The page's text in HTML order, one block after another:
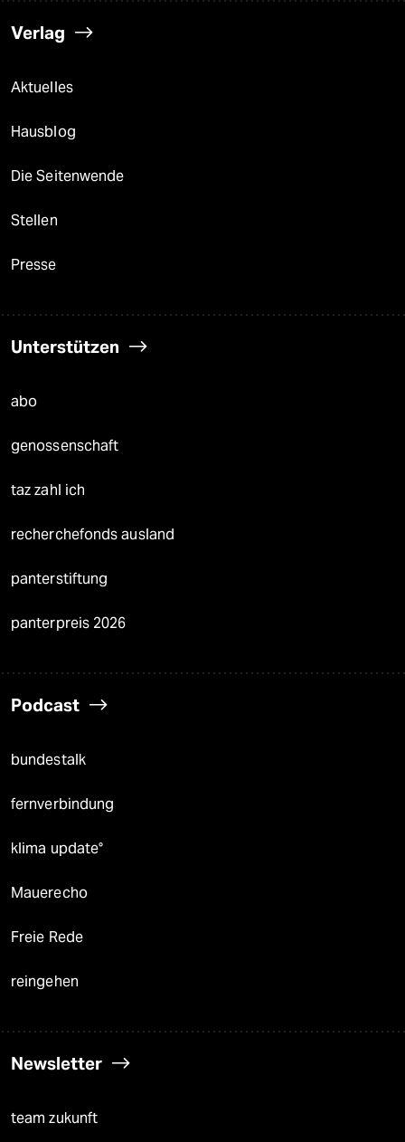
Verlag
Aktuelles
Hausblog
Die Seitenwende
Stellen
Presse
Unterstützen
abo
genossenschaft
taz zahl ich
recherchefonds ausland
panterstiftung
panterpreis 2026
Podcast
bundestalk
fernverbindung
klima update°
Mauerecho
Freie Rede
reingehen
Newsletter
team zukunft